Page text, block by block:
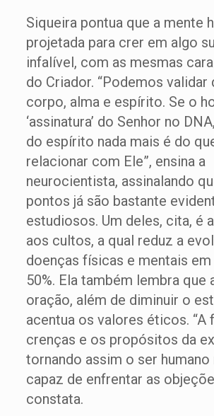
Siqueira pontua que a mente
projetada para crer em algo
infalível, com as mesmas
do Criador. “Podemos validar
corpo, alma e espírito. Se o
‘assinatura’ do Senhor no
do espírito nada mais é do
relacionar com Ele”, ensina a
neurocientista, assinalando
pontos já são bastante
estudiosos. Um deles, cita, é
aos cultos, a qual reduz a
doenças físicas e mentais
50%. Ela também lembra que
oração, além de diminuir o
acentua os valores éticos. “A
crenças e os propósitos da
tornando assim o ser
capaz de enfrentar as
constata.